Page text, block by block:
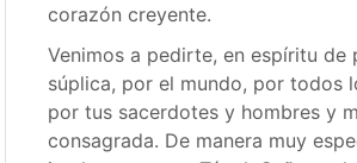
corazón creyente.
Venimos a pedirte, en espíritu de
súplica, por el mundo, por todos
por tus sacerdotes y hombres y
consagrada. De manera muy